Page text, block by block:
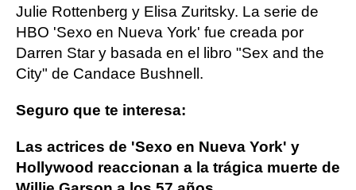
Julie Rottenberg y Elisa Zuritsky. La serie de
HBO 'Sexo en Nueva York' fue creada por
Darren Star y basada en el libro "Sex and the
City" de Candace Bushnell.
Seguro que te interesa:
Las actrices de 'Sexo en Nueva York' y
Hollywood reaccionan a la trágica muerte de